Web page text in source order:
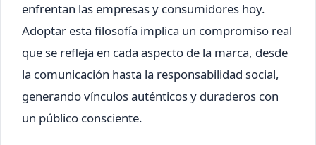
enfrentan las empresas y consumidores hoy.
Adoptar esta filosofía implica un compromiso real
que se refleja en cada aspecto de la marca, desde
la comunicación hasta la responsabilidad social,
generando vínculos auténticos y duraderos con
un público consciente.